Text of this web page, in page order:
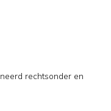
rechtsonder en